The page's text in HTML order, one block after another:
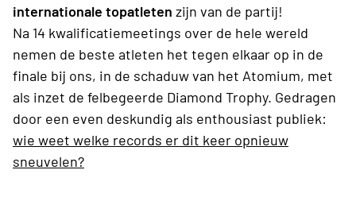
internationale topatleten zijn van de partij!
Na 14 kwalificatiemeetings over de hele wereld
nemen de beste atleten het tegen elkaar op in de
finale bij ons, in de schaduw van het Atomium, met
als inzet de felbegeerde Diamond Trophy. Gedragen
door een even deskundig als enthousiast publiek:
wie weet welke records er dit keer opnieuw
sneuvelen?